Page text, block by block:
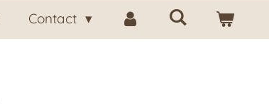
Contact